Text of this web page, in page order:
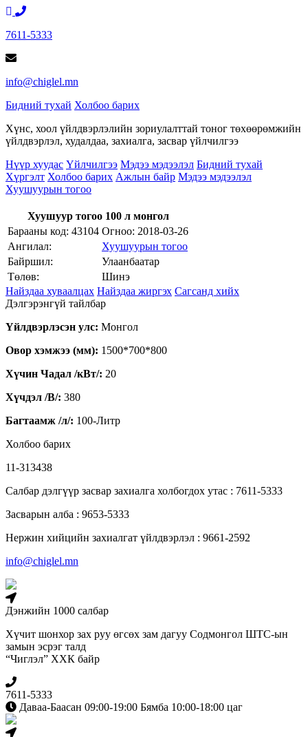
7611-5333
info@chiglel.mn
Бидний тухай Холбоо барих
Хүнс, хоол үйлдвэрлэлийн зориулалттай тоног төхөөрөмжийн
үйлдвэрлэл, худалдаа, захиалга, засвар үйлчилгээ
Нүүр хуудас Үйлчилгээ Мэдээ мэдээлэл Бидний тухай
Хүргэлт Холбоо барих Ажлын байр Мэдээ мэдээлэл
Хуушуурын тогоо
Хуушуур тогоо 100 л монгол
Барааны код: 43104 Огноо: 2018-03-26
Ангилал:
Хуушуурын тогоо
Байршил:
Улаанбаатар
Төлөв:
Шинэ
Найздаа хуваалцах Найздаа жиргэх Сагсанд хийх
Дэлгэрэнгүй тайлбар
Үйлдвэрлэсэн улс: Монгол
Овор хэмжээ (мм): 1500*700*800
Хүчин Чадал /кВт/: 20
Хүчдэл /В/: 380
Багтаамж /л/: 100-Литр
Холбоо барих
11-313438
Салбар дэлгүүр засвар захиалга холбогдох утас : 7611-5333
Засварын алба : 9653-5333
Нержин хийцийн захиалгат үйлдвэрлэл : 9661-2592
info@chiglel.mn
Дэнжийн 1000 салбар
Хүчит шонхор зах руу өгсөх зам дагуу Содмонгол ШТС-ын
замын эсрэг талд
“Чиглэл” ХХК байр
7611-5333
Даваа-Баасан 09:00-19:00 Бямба 10:00-18:00 цаг